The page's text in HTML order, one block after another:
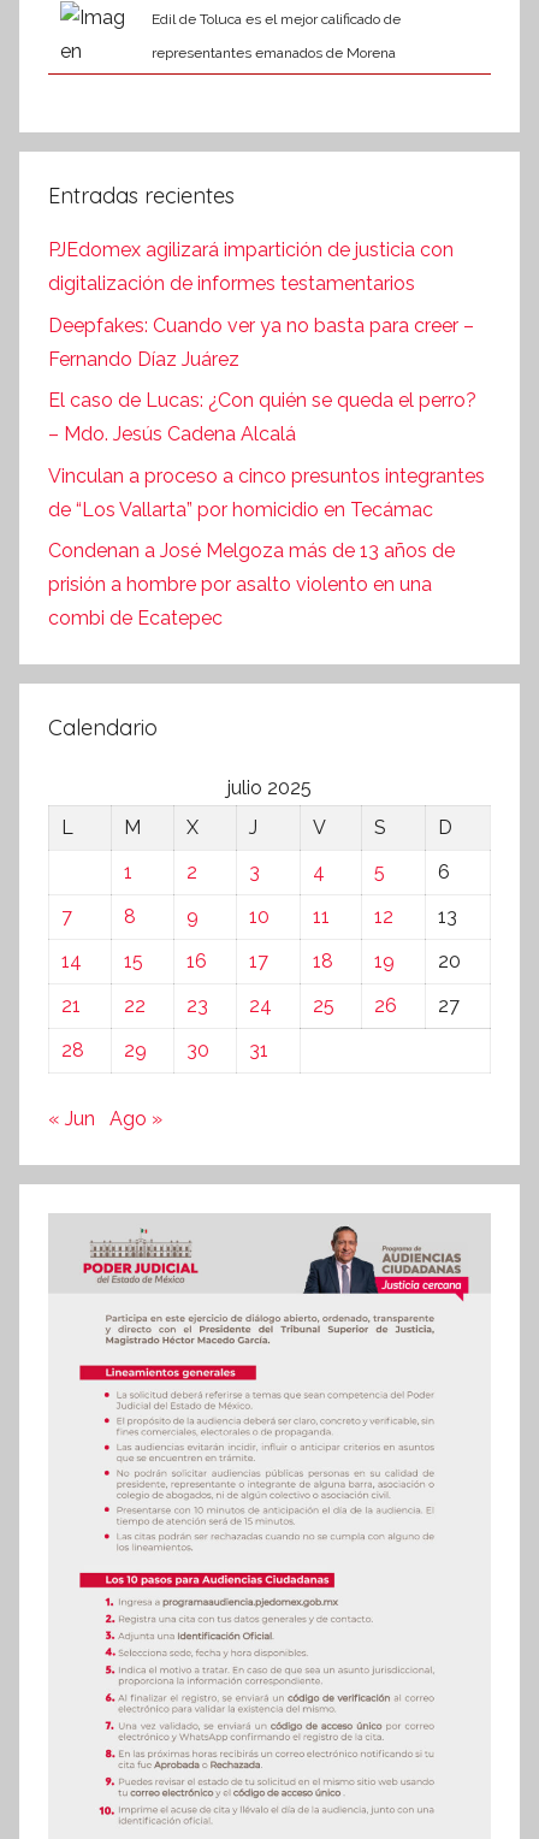
Edil de Toluca es el mejor calificado de
representantes emanados de Morena
Entradas recientes
PJEdomex agilizará impartición de justicia con
digitalización de informes testamentarios
Deepfakes: Cuando ver ya no basta para creer –
Fernando Díaz Juárez
El caso de Lucas: ¿Con quién se queda el perro?
– Mdo. Jesús Cadena Alcalá
Vinculan a proceso a cinco presuntos integrantes
de “Los Vallarta” por homicidio en Tecámac
Condenan a José Melgoza más de 13 años de
prisión a hombre por asalto violento en una
combi de Ecatepec
Calendario
julio 2025
L
M X J V S
D
1
2 3 4 5
6
7
8 9 10 11 12
13
14
15 16 17 18 19
20
21
22 23 24 25 26
27
28
29 30 31
« Jun Ago »